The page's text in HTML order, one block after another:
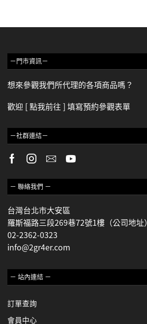
－門市資訊－
想來參觀我們所代理的各項商品嗎？
歡迎 [ 點我前往 ] 填寫預約參觀表單
－社群連結－
－ 聯絡我們 －
台灣台北市大安區
羅斯福路三段269巷72號1樓（公司地址）
02-2362-0323
info@2gr4er.com
－ 站內連結 －
訂單查詢
會員中心